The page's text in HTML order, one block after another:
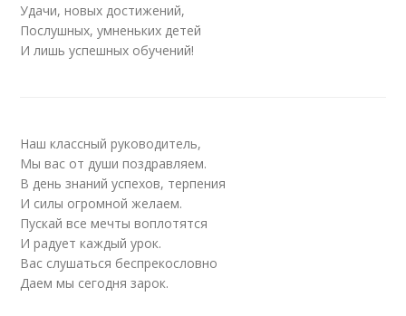
Удачи, новых достижений,
Послушных, умненьких детей
И лишь успешных обучений!
Наш классный руководитель,
Мы вас от души поздравляем.
В день знаний успехов, терпения
И силы огромной желаем.
Пускай все мечты воплотятся
И радует каждый урок.
Вас слушаться беспрекословно
Даем мы сегодня зарок.